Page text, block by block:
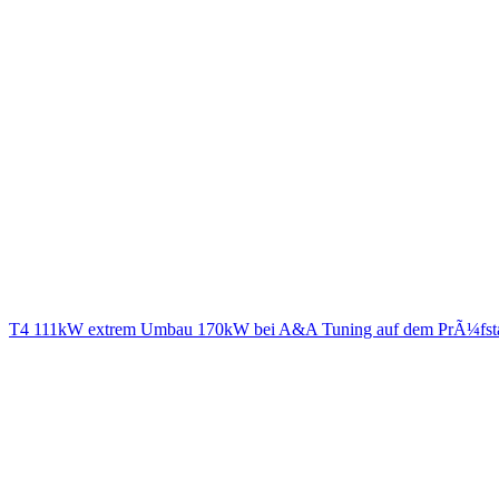
T4 111kW extrem Umbau 170kW bei A&A Tuning auf dem